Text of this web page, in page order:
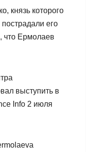
князь которого
его
что Ермолаев
выступить в
Info 2 июля